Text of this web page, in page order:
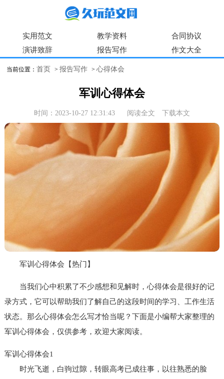
实用范文 教学资料
合同协议
演讲致辞
报告写作 作文大全
当前位置：首页 >报告写作 >心得体会
军训心得体会
时间：2023-10-27 12:31:43 阅读全文 下载本文
军训心得体会【热门】
当我们心中积累了不少感想和见解时，心得体会是很好的记
录方式，它可以帮助我们了解自己的这段时间的学习、工作生活
状态。那么心得体会怎么写才恰当呢？下面是小编帮大家整理的
军训心得体会，仅供参考，欢迎大家阅读。
军训心得体会1
时光飞逝，白驹过隙，转眼高考已成往事，以往熟悉的脸